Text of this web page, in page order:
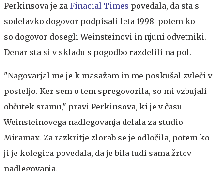
Perkinsova je za Finacial Times povedala, da sta s
sodelavko dogovor podpisali leta 1998, potem ko
so dogovor dosegli Weinsteinovi in njuni odvetniki.
Denar sta si v skladu s pogodbo razdelili na pol.
"Nagovarjal me je k masažam in me poskušal zvleči v
posteljo. Ker sem o tem spregovorila, so mi vzbujali
občutek sramu," pravi Perkinsova, ki je v času
Weinsteinovega nadlegovanja delala za studio
Miramax. Za razkritje zlorab se je odločila, potem ko
ji je kolegica povedala, da je bila tudi sama žrtev
nadlegovanja.